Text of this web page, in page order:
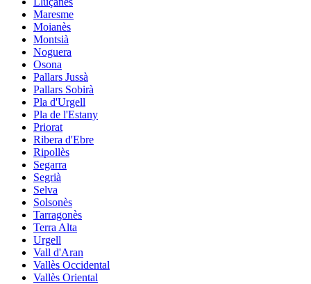
Maresme
Moianès
Montsià
Noguera
Osona
Pallars Jussà
Pallars Sobirà
Pla d'Urgell
Pla de l'Estany
Priorat
Ribera d'Ebre
Ripollès
Segarra
Segrià
Selva
Solsonès
Tarragonès
Terra Alta
Urgell
Vall d'Aran
Vallès Occidental
Vallès Oriental